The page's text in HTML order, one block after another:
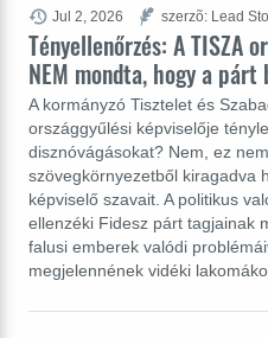
Tényellenőrzés: A TISZA
NEM mondta, hogy a
A kormányzó Tisztelet és
országgyűlési képviselője
disznóvágásokat? Nem, ez
szövegkörnyezetből kiragadva
képviselő szavait. A politikus
ellenzéki Fidesz párt tagjainak
falusi emberek valódi
megjelennének vidéki
Jul 2, 2026 szerzõ: Lead